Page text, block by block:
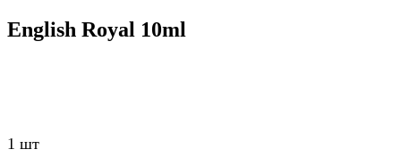
English Royal 10ml
1 шт